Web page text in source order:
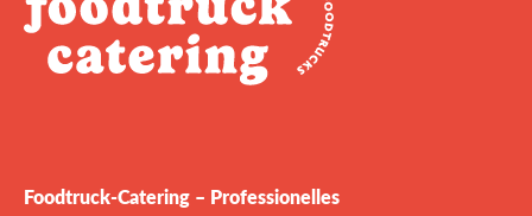
Foodtruck‑Catering – Professionelles